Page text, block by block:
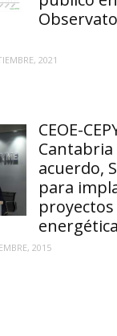
2021
CEOE-
acuerdo,
para
energética
2015